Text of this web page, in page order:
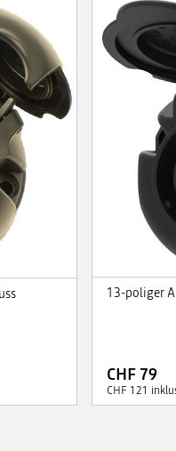
13-poliger
CHF 79
CHF 121